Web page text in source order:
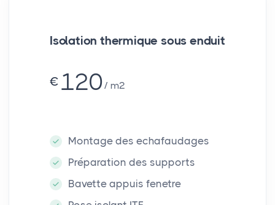
Isolation thermique sous enduit
€ 120 m²
Montage des echafaudages
Préparation des supports
Bavette appuis fenetre